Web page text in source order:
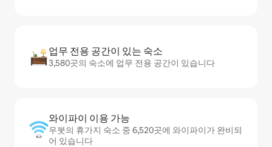
업무 전용 공간이 있는 숙소
3,580곳의 숙소에 업무 전용 공간이 있습니다
와이파이 이용 가능
우붓의 휴가지 숙소 중 6,520곳에 와이파이가 완비되
어 있습니다